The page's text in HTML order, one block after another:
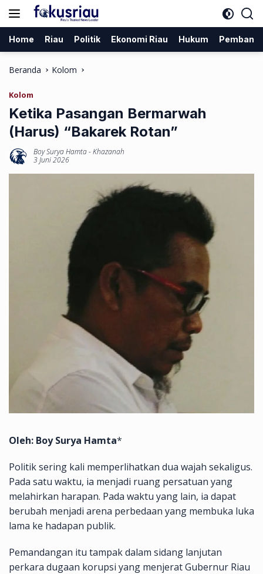
Langsung
Home Riau Politik Ekonomi Riau Hukum
Beranda Kolom
Kolom
Ketika Pasangan Bermarwah
(Harus) “Bakarek Rotan”
Boy Surya Hamta-Khazanah
3 Juni 2026
Oleh: Boy Surya Hamta*
Politik sering kali memperlihatkan dua wajah sekaligus.
Pada satu waktu, ia menjadi ruang persatuan yang
melahirkan harapan. Pada waktu yang lain, ia dapat
berubah menjadi arena perbedaan yang membuka luka
lama ke hadapan publik.
Pemandangan itu tampak dalam sidang lanjutan
perkara dugaan korupsi yang menjerat Gubernur Riau